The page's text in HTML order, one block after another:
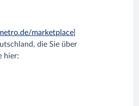
marketplace]
die Sie über
hier: